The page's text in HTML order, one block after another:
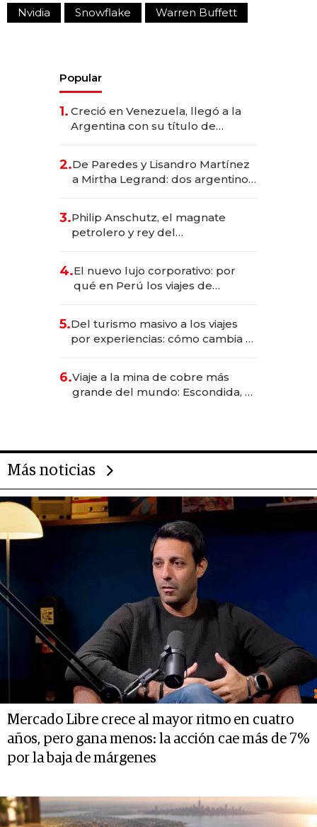
Nvidia Snowflake Warren Buffett
Popular
1. Creció en Venezuela, llegó a la
Argentina con su título de
las marcas "fast premium"
2.De Paredes y Lisandro Martínez
a Mirtha Legrand: dos argentinos
3.Philip Anschutz, el magnate
petrolero y rey del
Fénix
4.El nuevo lujo corporativo: por
qué en Perú los viajes de
transformadoras
5.Del turismo masivo a los viajes
por experiencias: cómo cambia el
6.Viaje a la mina de cobre más
grande del mundo: Escondida, el
Más noticias
Mercado Libre crece al mayor ritmo en cuatro
años, pero gana menos: la acción cae más de 7%
por la baja de márgenes